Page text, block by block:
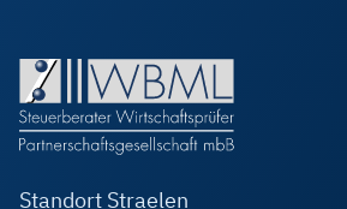
Standort Straelen